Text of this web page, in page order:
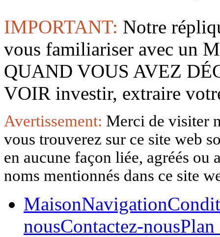
IMPORTANT: Notre
vous familiariser avec un
QUAND VOUS AVEZ
VOIR investir, extraire
Avertissement: Merci de visiter
vous trouverez sur ce site web
en aucune façon liée, agréés
noms mentionnés dans ce site
MaisonNavigation
nousContactez-nousPlan